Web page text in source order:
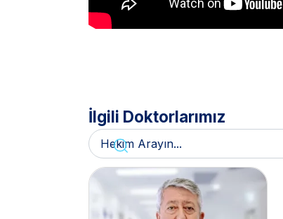
İlgili Doktorlarımız